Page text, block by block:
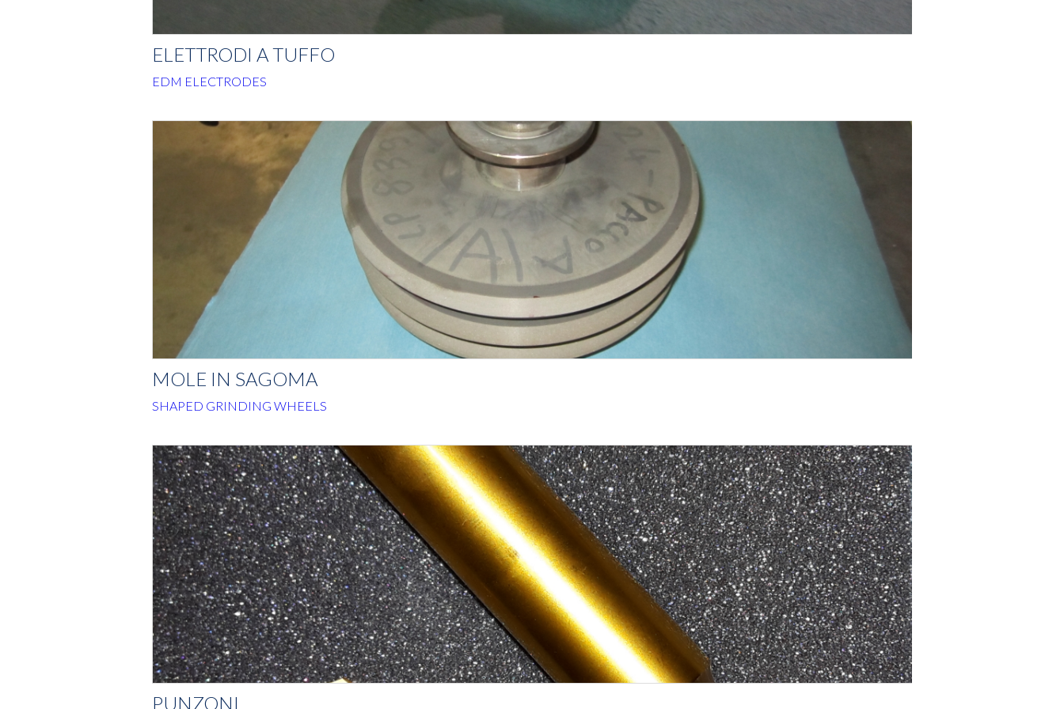
ELETTRODI A TUFFO
EDM ELECTRODES
MOLE IN SAGOMA
SHAPED GRINDING WHEELS
PUNZONI